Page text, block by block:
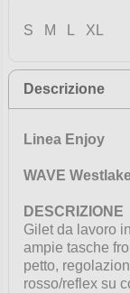
S M L XL
Descrizione
Linea Enjoy
WAVE
DESCRIZIONE
Gilet da lavoro
ampie tasche
petto,
rosso/reflex su